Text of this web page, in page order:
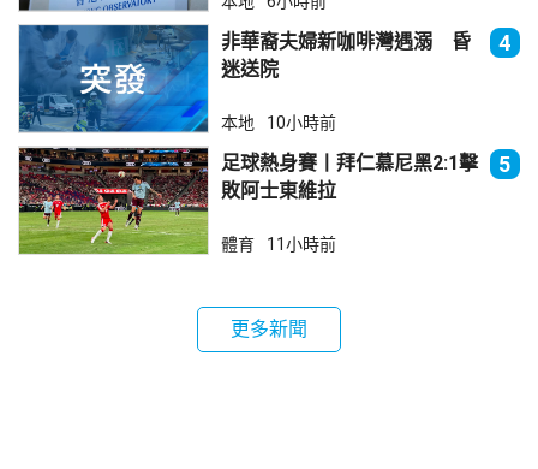
非華裔夫婦新咖啡灣遇溺 昏
迷送院
4
本地 10小時前
足球熱身賽丨拜仁慕尼黑2:1擊
敗阿士東維拉
5
體育 11小時前
更多新聞